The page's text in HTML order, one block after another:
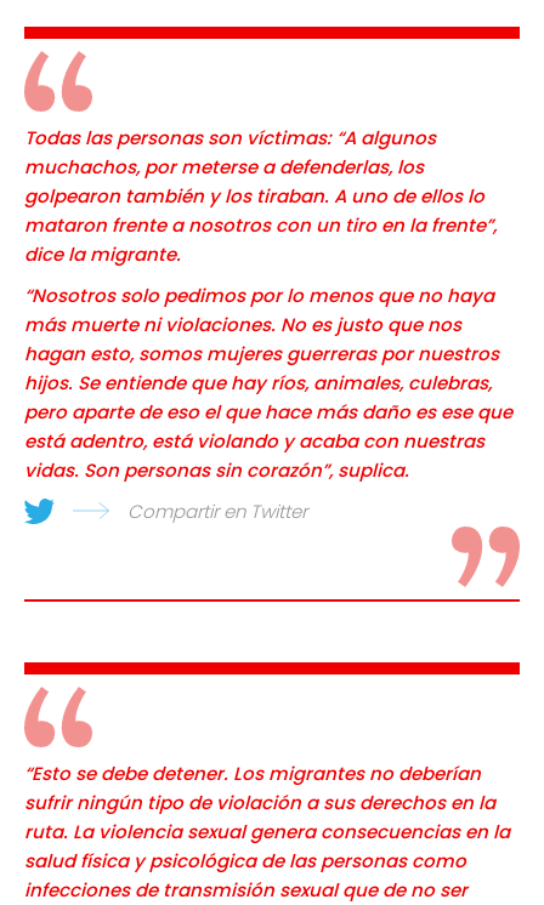
Todas las personas son víctimas: “A algunos
muchachos, por meterse a defenderlas, los
golpearon también y los tiraban. A uno de ellos lo
mataron frente a nosotros con un tiro en la frente”,
dice la migrante.
“Nosotros solo pedimos por lo menos que no haya
más muerte ni violaciones. No es justo que nos
hagan esto, somos mujeres guerreras por nuestros
hijos. Se entiende que hay ríos, animales, culebras,
pero aparte de eso el que hace más daño es ese que
está adentro, está violando y acaba con nuestras
vidas. Son personas sin corazón”, suplica.
Compartir en Twitter
“Esto se debe detener. Los migrantes no deberían
sufrir ningún tipo de violación a sus derechos en la
ruta. La violencia sexual genera consecuencias en la
salud física y psicológica de las personas como
infecciones de transmisión sexual que de no ser